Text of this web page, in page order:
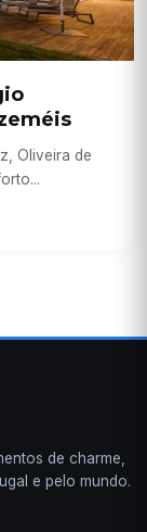
Oliveira de
de charme,
e pelo mundo.